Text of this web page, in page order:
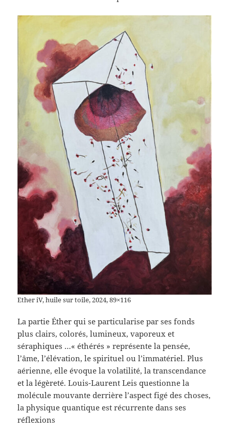
Ether iV, huile sur toile, 2024, 89×116
La partie Éther qui se particularise par ses fonds
plus clairs, colorés, lumineux, vaporeux et
séraphiques …« éthérés » représente la pensée,
l’âme, l’élévation, le spirituel ou l’immatériel. Plus
aérienne, elle évoque la volatilité, la transcendance
et la légèreté. Louis-Laurent Leis questionne la
molécule mouvante derrière l’aspect figé des choses,
la physique quantique est récurrente dans ses
réflexions